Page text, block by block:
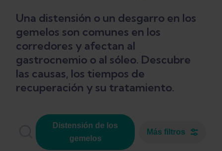
Una distensión o un desgarro en los
gemelos son comunes en los
corredores y afectan al
gastrocnemio o al sóleo. Descubre
las causas, los tiempos de
recuperación y su tratamiento.
Distensión de los
gemelos
Más filtros